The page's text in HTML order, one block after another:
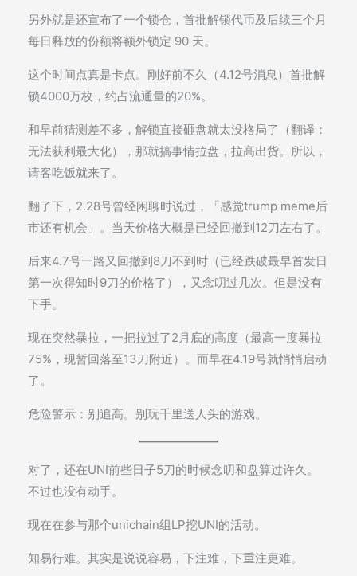
另外就是还宣布了一个锁仓，首批解锁代币及后续三个月
每日释放的份额将额外锁定 90 天。
这个时间点真是卡点。刚好前不久（4.12号消息）首批解
锁4000万枚，约占流通量的20%。
和早前猜测差不多，解锁直接砸盘就太没格局了（翻译：
无法获利最大化），那就搞事情拉盘，拉高出货。所以，
请客吃饭就来了。
翻了下，2.28号曾经闲聊时说过，「感觉trump meme后
市还有机会」。当天价格大概是已经回撤到12刀左右了。
后来4.7号一路又回撤到8刀不到时（已经跌破最早首发日
第一次得知时9刀的价格了），又念叨过几次。但是没有
下手。
现在突然暴拉，一把拉过了2月底的高度（最高一度暴拉
75%，现暂回落至13刀附近）。而早在4.19号就悄悄启动
了。
危险警示：别追高。别玩千里送人头的游戏。
对了，还在UNI前些日子5刀的时候念叨和盘算过许久。
不过也没有动手。
现在在参与那个unichain组LP挖UNI的活动。
知易行难。其实是说说容易，下注难，下重注更难。